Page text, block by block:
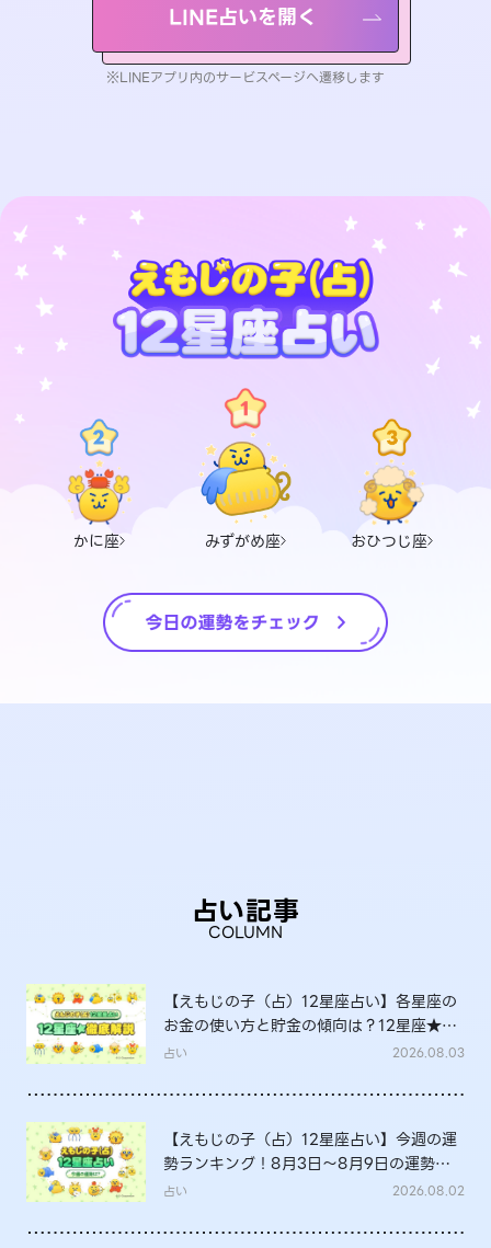
LINE占いを開く
※LINEアプリ内のサービスページへ遷移します
かに座 みずがめ座 おひつじ座
占い記事
COLUMN
【えもじの子（占）12星座占い】各星座の
お金の使い方と貯金の傾向は？12星座★徹
底解説
占い 2026.08.03
【えもじの子（占）12星座占い】今週の運
勢ランキング！8月3日～8月9日の運勢
は？
占い 2026.08.02